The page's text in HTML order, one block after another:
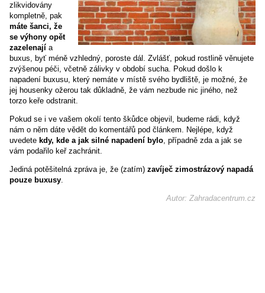
zlikvidovány
kompletně, pak
máte šanci, že
se výhony opět
zazelenají a
buxus, byť méně vzhledný, poroste dál. Zvlášť, pokud rostlině věnujete
zvýšenou péči, včetně zálivky v období sucha. Pokud došlo k
napadení buxusu, který nemáte v místě svého bydliště, je možné, že
jej housenky ožerou tak důkladně, že vám nezbude nic jiného, než
torzo keře odstranit.
Pokud se i ve vašem okolí tento škůdce objevil, budeme rádi, když
nám o něm dáte vědět do komentářů pod článkem. Nejlépe, když
uvedete kdy, kde a jak silné napadení bylo, případně zda a jak se
vám podařilo keř zachránit.
Jediná potěšitelná zpráva je, že (zatím) zavíječ zimostrázový napadá
pouze buxusy.
Autor: Zahradacentrum.cz